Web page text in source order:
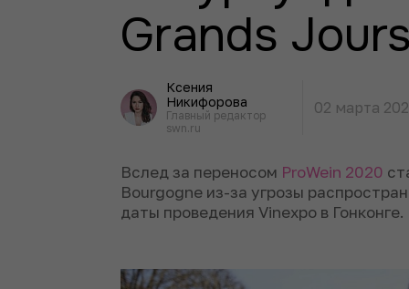
Grands
Ксения
Никифорова
Главный редактор
swn.ru
02 марта
Вслед за переносом ProWein 2020
Bourgogne из-за угрозы
даты проведения Vinexpo в Гонконге.